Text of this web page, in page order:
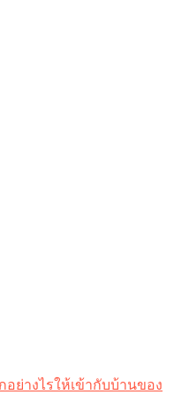
ย่างไรให้เข้ากับบ้านของ